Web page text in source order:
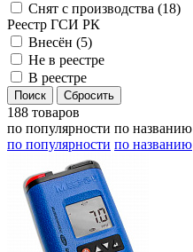
Снят с производства (18)
Реестр ГСИ РК
Внесён (5)
Не в реестре
В реестре
188 товаров
по популярности по названию
по популярности по названию